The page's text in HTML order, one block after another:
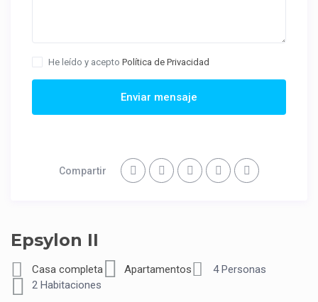
He leído y aceptoPolítica de Privacidad
Enviar mensaje
Compartir
Epsylon II
Casa completa Apartamentos
4 Personas
2 Habitaciones